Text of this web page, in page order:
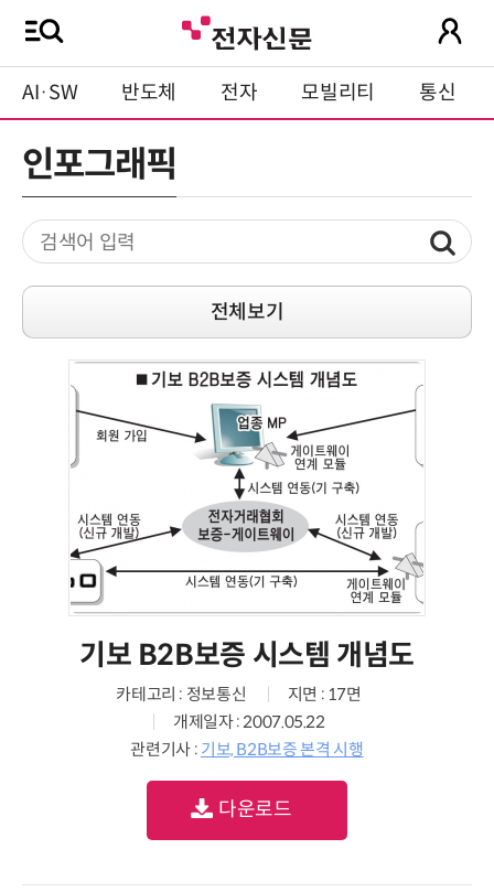
AI·SW 반도체 전자 모빌리티 통신
인포그래픽
전체보기
기보 B2B보증 시스템 개념도
카테고리 : 정보통신
지면 : 17면
개제일자 : 2007.05.22
관련기사 : 기보, B2B보증 본격 시행
다운로드